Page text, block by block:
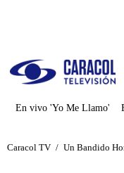
En vivo 'Yo Me Llamo'
Caracol TV / Un Bandido